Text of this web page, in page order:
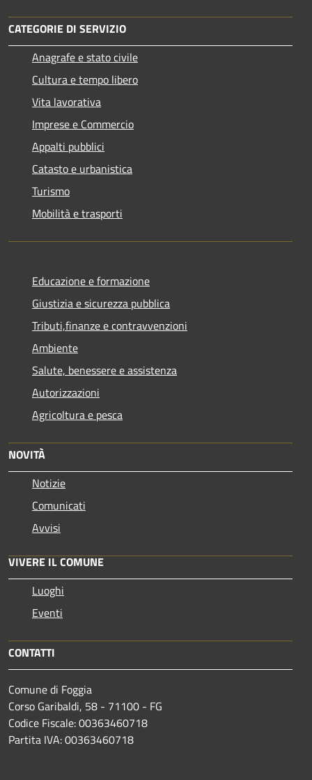
CATEGORIE DI SERVIZIO
Anagrafe e stato civile
Cultura e tempo libero
Vita lavorativa
Imprese e Commercio
Appalti pubblici
Catasto e urbanistica
Turismo
Mobilità e trasporti
Educazione e formazione
Giustizia e sicurezza pubblica
Tributi,finanze e contravvenzioni
Ambiente
Salute, benessere e assistenza
Autorizzazioni
Agricoltura e pesca
NOVITÀ
Notizie
Comunicati
Avvisi
VIVERE IL COMUNE
Luoghi
Eventi
CONTATTI
Comune di Foggia
Corso Garibaldi, 58 - 71100 - FG
Codice Fiscale: 00363460718
Partita IVA: 00363460718